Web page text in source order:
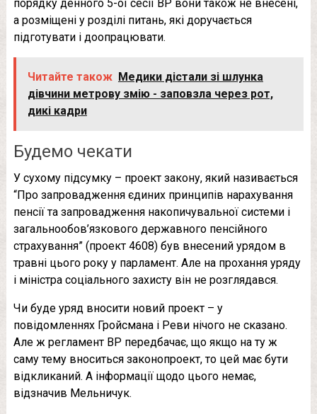
порядку денного 5-ої сесії ВР вони також не внесені,
а розміщені у розділі питань, які доручається
підготувати і доопрацювати.
Читайте також Медики дістали зі шлунка
дівчини метрову змію - заповзла через рот,
дикі кадри
Будемо чекати
У сухому підсумку – проект закону, який називається
“Про запровадження єдиних принципів нарахування
пенсії та запровадження накопичувальної системи і
загальнообов’язкового державного пенсійного
страхування” (проект 4608) був внесений урядом в
травні цього року у парламент. Але на прохання уряду
і міністра соціального захисту він не розглядався.
Чи буде уряд вносити новий проект – у
повідомленнях Гройсмана і Реви нічого не сказано.
Але ж регламент ВР передбачає, що якщо на ту ж
саму тему вноситься законопроект, то цей має бути
відкликаний. А інформації щодо цього немає,
відзначив Мельничук.